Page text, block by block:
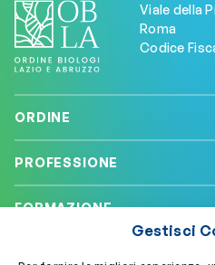
Gestisci
Viale della
Roma
Codice
ORDINE
PROFESSIONE
FORMAZIONE